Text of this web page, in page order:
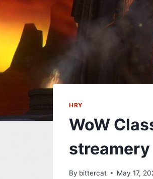
HRY
WoW
streamery
By bittercat May 17,